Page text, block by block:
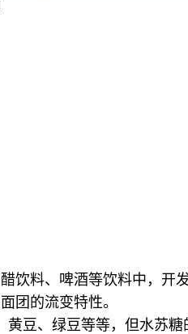
饮料、啤酒等饮料中，开
团的流变特性。
豆、绿豆等等，但水苏